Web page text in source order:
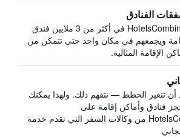
الفنادق
يبحث HotelsCombined في أكثر من 3 ملايين فندق
ويجمعهم في مكان واحد حتى تتمكن من
الإقامة المثالية.
أن تتغير الخطط — نتفهم ذلك. ولهذا يمكنك
فنادق وأماكن إقامة على
HotelsCombined من وكالات السفر التي تقدم خدمة